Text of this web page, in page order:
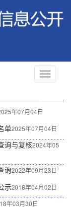
年07月04日
单2025年07月04日
询与复核2024年05
询2022年09月23日
示2018年04月02日
年03月30日